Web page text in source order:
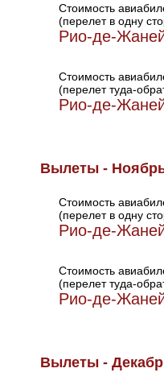
Стоимость
(перелет в одну
Рио-де-
Стоимость
(перелет туда-
Рио-де-
Вылеты -
Стоимость
(перелет в одну
Рио-де-
Стоимость
(перелет туда-
Рио-де-
Вылеты -